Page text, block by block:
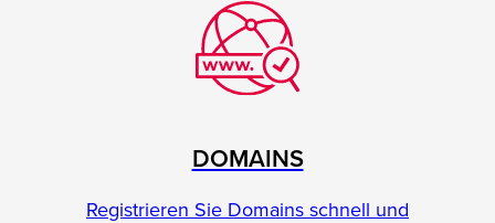
DOMAINS
Registrieren Sie Domains schnell und